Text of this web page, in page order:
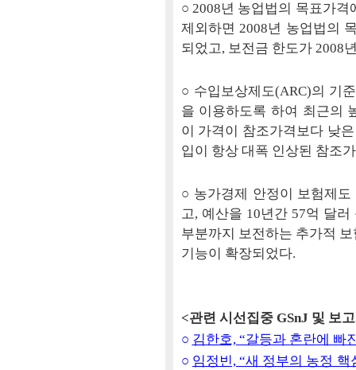
○ 2008년 농업법의 목표가격
제외하면 2008년 농업법의
되었고, 보전금 한도가 2008
○ 수입보상제도(ARC)의 기
을 이용하도록 하여 최근의
이 가격이 참조가격보다 낮
입이 항상 대폭 인상된 참조
○ 농가경제 안정이 보험제
고, 예산을 10년간 57억 달
부분까지 보전하는 추가적
기능이 확장되었다.
<관련 시선집중 GSnJ 및 보
○ 김한호, “갈등과 혼란에 빠
○ 임정빈, “새 정부의 농정